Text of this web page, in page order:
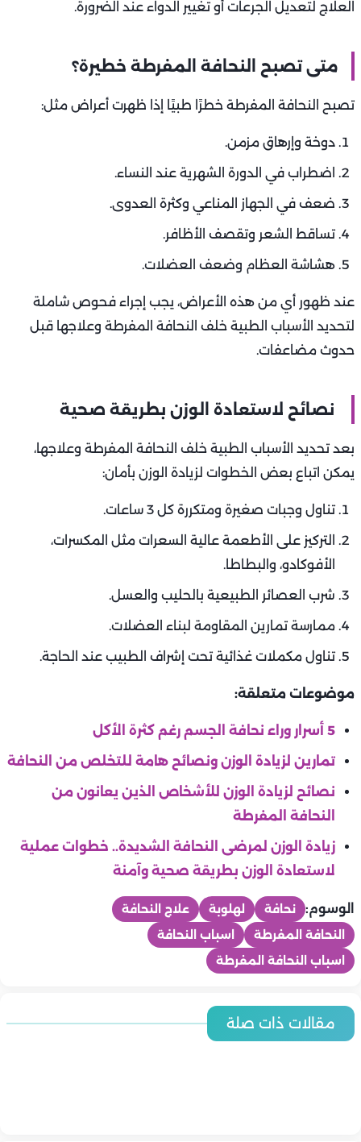
ضعف المناعة أو اضطراب الدورة الشهرية أو هشاشة العظام.
بالبروتين والدهون الصحية مع ممارسة تمارين المقاومة لبناء
الكتلة العضلية.
تناول بعض الأدوية:
هناك أنواع من الأدوية قد تسبب فقدان الشهية أو زيادة معدل
الحرق، وبالتالي تؤدي إلى نحافة زائدة.
من أهمها:
أدوية الغدة الدرقية.
بعض مضادات الاكتئاب والمنشطات العصبية.
أدوية علاج السرطان (العلاج الكيماوي).
لذلك، يجب على الطبيب متابعة الوزن بشكل دوري أثناء فترة
متى تصبح النحافة المفرطة خطيرة؟
تصبح النحافة المفرطة خطرًا طبيًا إذا ظهرت أعراض مثل:
دوخة وإرهاق مزمن.
اضطراب في الدورة الشهرية عند النساء.
ضعف في الجهاز المناعي وكثرة العدوى.
تساقط الشعر وتقصف الأظافر.
هشاشة العظام وضعف العضلات.
لتحديد الأسباب الطبية خلف النحافة المفرطة وعلاجها قبل
حدوث مضاعفات.
نصائح لاستعادة الوزن بطريقة صحية
بعد تحديد الأسباب الطبية خلف النحافة المفرطة وعلاجها،
يمكن اتباع بعض الخطوات لزيادة الوزن بأمان:
تناول وجبات صغيرة ومتكررة كل 3 ساعات.
التركيز على الأطعمة عالية السعرات مثل المكسرات،
الأفوكادو، والبطاطا.
شرب العصائر الطبيعية بالحليب والعسل.
تناول مكملات غذائية تحت إشراف الطبيب عند الحاجة.